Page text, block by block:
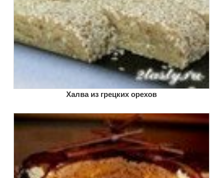
Халва из грецких орехов